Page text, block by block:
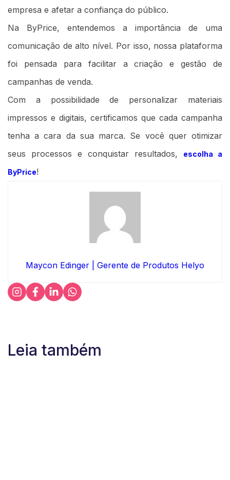
empresa e afetar a confiança do público.
Na ByPrice, entendemos a importância de uma
comunicação de alto nível. Por isso, nossa plataforma
foi pensada para facilitar a criação e gestão de
campanhas de venda.
Com a possibilidade de personalizar materiais
impressos e digitais, certificamos que cada campanha
tenha a cara da sua marca. Se você quer otimizar
seus processos e conquistar resultados,
escolha a
ByPrice!
Maycon Edinger | Gerente de Produtos Helyo
Leia também